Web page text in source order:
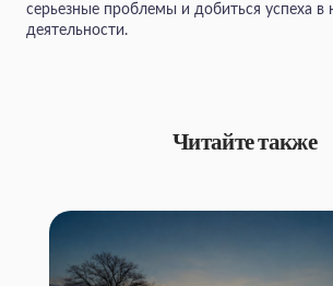
серьезные проблемы и добиться успеха в
деятельности.
Читайте также